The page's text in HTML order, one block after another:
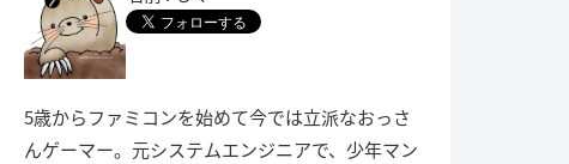
5歳からファミコンを始めて今では立派なおっさ
んゲーマー。元システムエンジニアで、少年マン